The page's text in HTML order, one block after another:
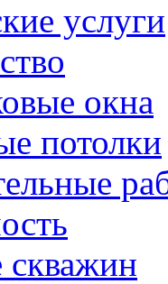
услуги
окна
потолки
скважин